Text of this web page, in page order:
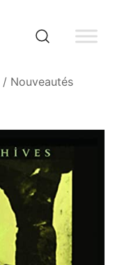
/ Nouveautés